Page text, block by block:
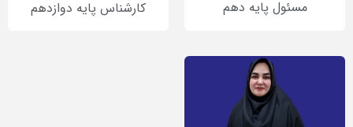
مسئول پایه دهم کارشناس پایه دوازدهم